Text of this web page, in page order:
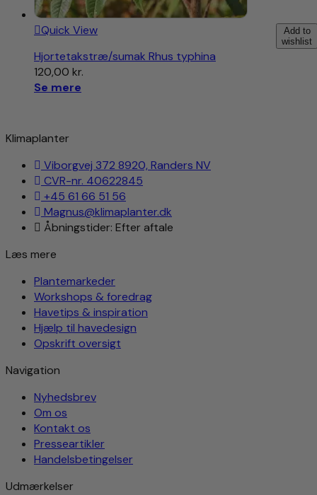
Add to
wishlist
Quick View
Hjortetakstræ/sumak Rhus typhina
120,00 kr.
Se mere
Klimaplanter
Viborgvej 372 8920, Randers NV
CVR-nr. 40622845
+45 61 66 51 56
Magnus@klimaplanter.dk
Åbningstider: Efter aftale
Læs mere
Plantemarkeder
Workshops & foredrag
Havetips & inspiration
Hjælp til havedesign
Opskrift oversigt
Navigation
Nyhedsbrev
Om os
Kontakt os
Presseartikler
Handelsbetingelser
Udmærkelser